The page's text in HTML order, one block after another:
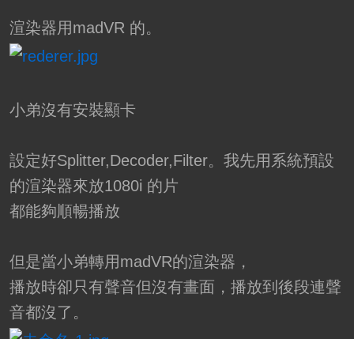
渲染器用madVR 的。
小弟沒有安裝顯卡
設定好Splitter,Decoder,Filter。我先用系統預設
的渲染器來放1080i 的片
都能夠順暢播放
但是當小弟轉用madVR的渲染器，
播放時卻只有聲音但沒有畫面，播放到後段連聲
音都沒了。